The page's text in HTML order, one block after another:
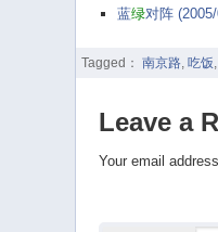
蓝绿对阵
Tagged： 南京路, 吃饭
Leave a
Your email